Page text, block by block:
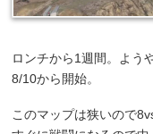
ロンチから1週間。よう
8/10から開始。
このマップは狭いので